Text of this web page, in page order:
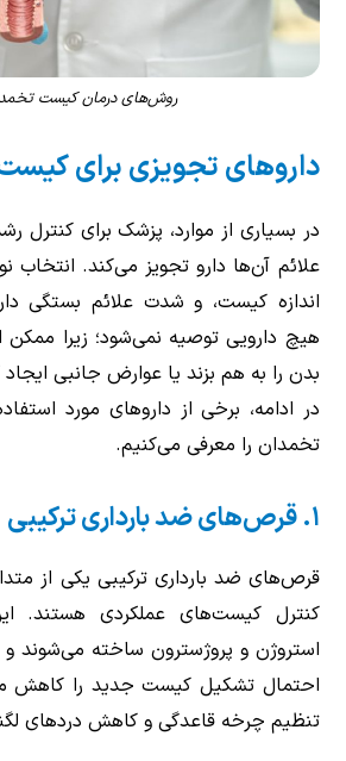
روش‌های درمان کیست
داروهای تجویزی برای
در بسیاری از موارد، پزشک برای
علائم آن‌ها دارو تجویز می‌کند. انتخاب
اندازه کیست، و شدت علائم بستگی
هیچ دارویی توصیه نمی‌شود؛ زیرا
بدن را به هم بزند یا عوارض جانبی ایجاد
در ادامه، برخی از داروهای مورد
تخمدان را معرفی می‌کنیم.
۱. قرص‌های ضد بارداری ترکیبی
قرص‌های ضد بارداری ترکیبی یکی از
کنترل کیست‌های عملکردی هستند.
استروژن و پروژسترون ساخته می‌شوند و
احتمال تشکیل کیست جدید را کاهش
تنظیم چرخه قاعدگی و کاهش دردهای